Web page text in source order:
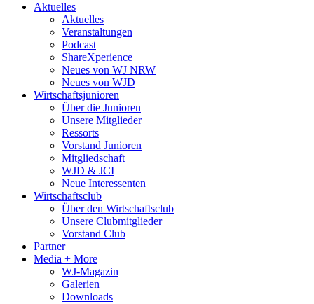
Aktuelles
Aktuelles
Veranstaltungen
Podcast
ShareXperience
Neues von WJ NRW
Neues von WJD
Wirtschaftsjunioren
Über die Junioren
Unsere Mitglieder
Ressorts
Vorstand Junioren
Mitgliedschaft
WJD & JCI
Neue Interessenten
Wirtschaftsclub
Über den Wirtschaftsclub
Unsere Clubmitglieder
Vorstand Club
Partner
Media + More
WJ-Magazin
Galerien
Downloads